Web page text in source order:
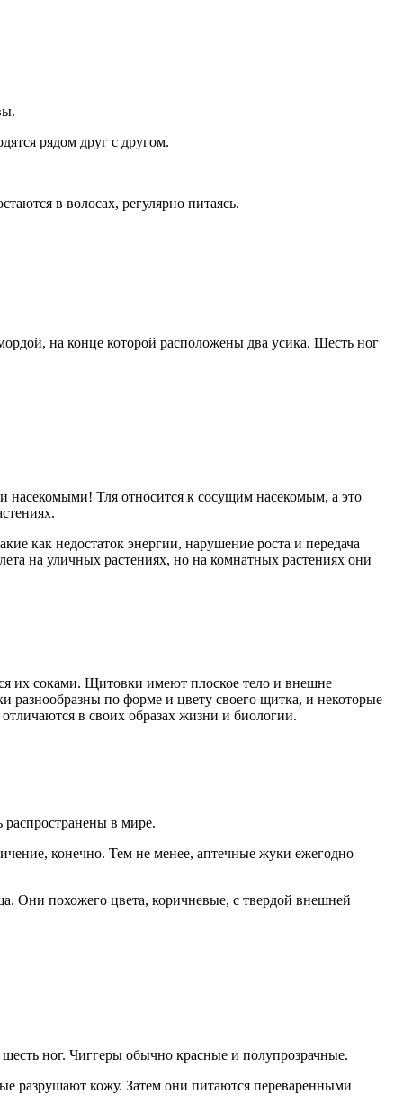
рядом друг с другом.
в волосах, регулярно питаясь.
на конце которой расположены два усика. Шесть ног
Тля относится к сосущим насекомым, а это
как недостаток энергии, нарушение роста и передача
на уличных растениях, но на комнатных растениях они
их соками. Щитовки имеют плоское тело и внешне
по форме и цвету своего щитка, и некоторые
в своих образах жизни и биологии.
в мире.
конечно. Тем не менее, аптечные жуки ежегодно
Они похожего цвета, коричневые, с твердой внешней
ног. Чиггеры обычно красные и полупрозрачные.
разрушают кожу. Затем они питаются переваренными